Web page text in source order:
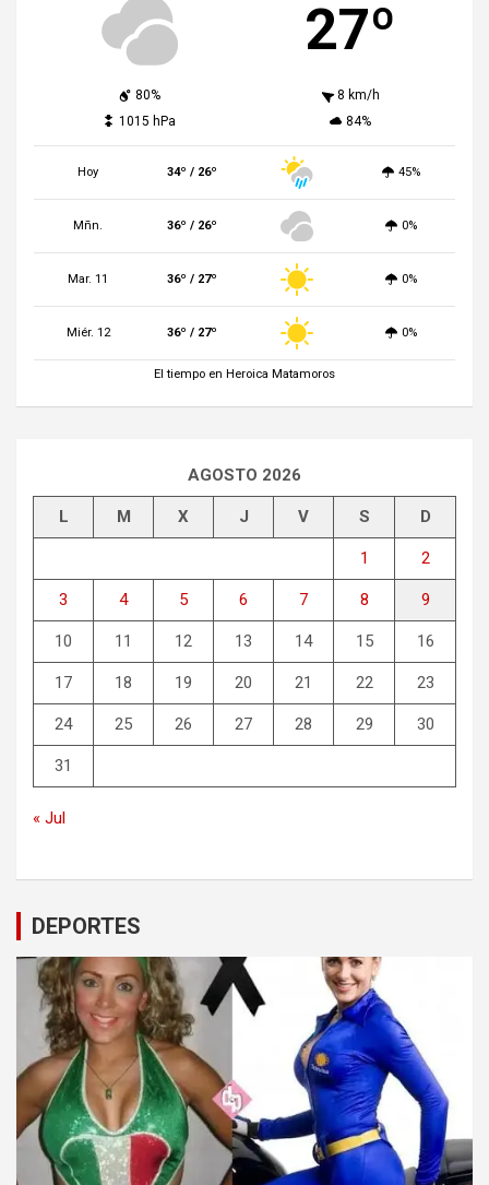
27º
80%
8 km/h
1015 hPa
84%
Hoy 34º / 26º 45%
Mñn. 36º / 26º 0%
Mar. 11 36º / 27º 0%
Miér. 12 36º / 27º 0%
El tiempo en Heroica Matamoros
AGOSTO 2026
L M X J V S D
1 2
3 4 5 6 7 8 9
10 11 12 13 14 15 16
17 18 19 20 21 22 23
24 25 26 27 28 29 30
31
« Jul
DEPORTES